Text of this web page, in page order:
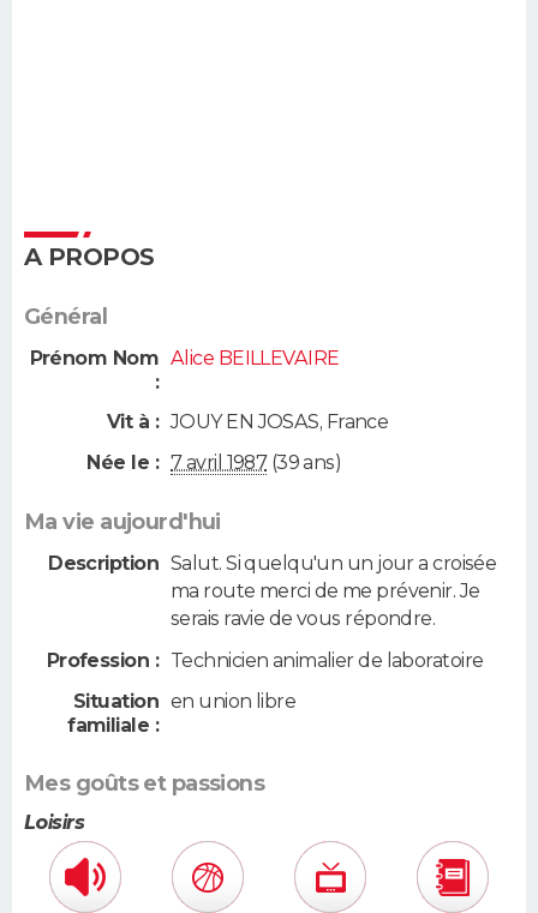
A PROPOS
Général
Prénom Nom
:
Alice BEILLEVAIRE
Vit à : JOUY EN JOSAS, France
Née le : 7 avril 1987(39 ans)
Ma vie aujourd'hui
Description Salut. Si quelqu'un un jour a croisée
ma route merci de me prévenir. Je
serais ravie de vous répondre.
Profession : Technicien animalier de laboratoire
Situation
familiale :
en union libre
Mes goûts et passions
Loisirs